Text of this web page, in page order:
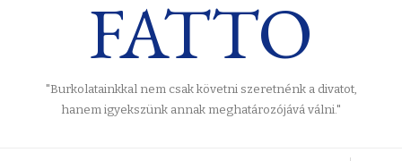
FATTO
"Burkolatainkkal nem csak követni szeretnénk a divatot,
hanem igyekszünk annak meghatározójává válni."